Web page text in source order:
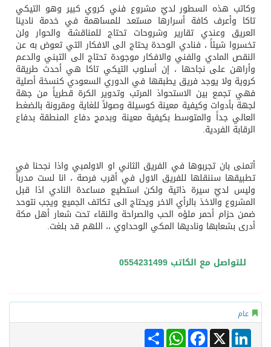
وكاتب هذه السطور لديّ مشروع فني كروي كبير وهو التيكي
تاكا وأعرف كافة أسرارها مستعد للمساهمة في خدمة نادينا
العريق وعندي تقارير وشروحات تحتاج للمناقشة والحوار ولن
تخسروا شيئاً ، فنادي الوحدة يحتاج الى الافكار التي تعوض به عن
النقص المادي والفني والافكار موجودة تحتاج الى التبني والدعم
وأراهن على نجاحها ، إن أسلوب التيكي تاكا هي أحدث طريقة
كروية ولا يوجد فريق يطبقها في الدوري السعودي كنسخة أصلية
فهي تجمع بين الاستحواذ المرتب وتدوير الكرة قطرياً من جهة
لجهة بأدوات وكيفية معينة كوسيلة وصولاً للغاية ومقرونة بالضغط
العالي جداً والمتوسط بكيفية معينة وبدمج دفاع المنطقة بدفاع
الرقابة الفردية.
أتمنى بان تجربوها في الفريق الثاني او الاولمبي واذا نجحنا في
تطبيقها سننقلها للفريق الاول في أقرب فرصة ، انا لست مدرباً
وليس لديّ سيرة ذاتية ولكن استطيع مساعدة النادي اذا قبل
المشروع والاخذ بالرأي الاخر ويحتاج الى تكاتف الجميع ويجب نتوحد
ضمن حزام أحمر ملؤه الحب والصراحة والنقاء تحت شعار أهل مكة
أدرى بشعابها وناديها المكي الوحداوي ،، اللهم قد بلغت.
للتواصل مع الكاتب 0554231499
عام
Share
WhatsAppFacebook X
LinkedIn